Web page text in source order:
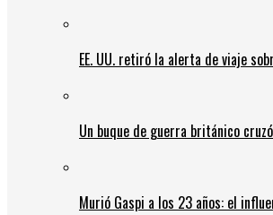
EE. UU. retiró la alerta de viaje
Un buque de guerra británico
Murió Gaspi a los 23 años: el